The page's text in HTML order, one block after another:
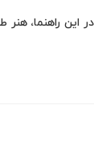
این راهنما،